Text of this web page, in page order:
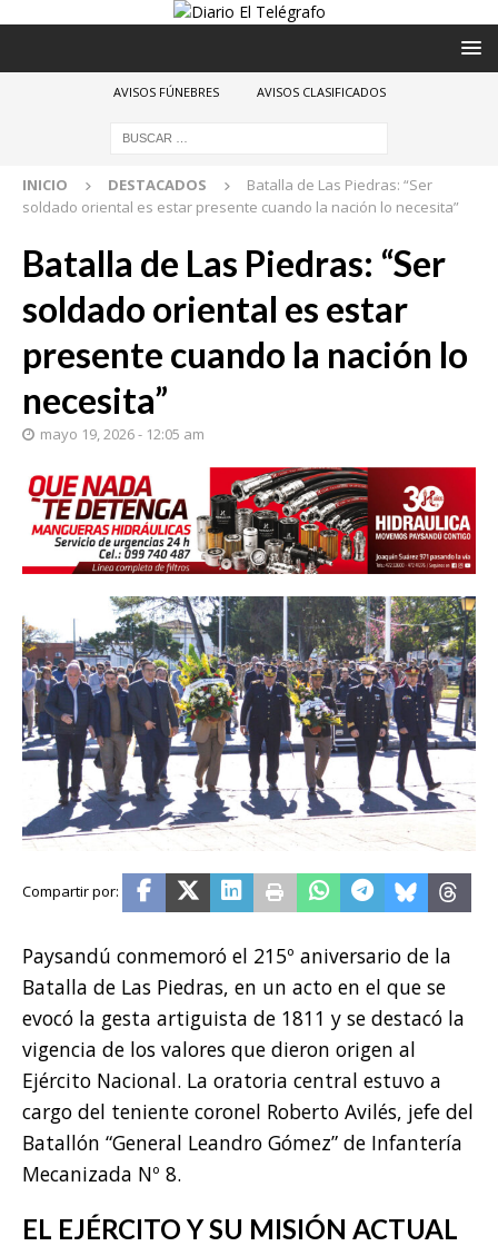
AVISOS FÚNEBRES AVISOS CLASIFICADOS
INICIO DESTACADOS
Batalla de Las Piedras: “Ser
soldado oriental es estar presente cuando la nación lo necesita”
Batalla de Las Piedras: “Ser
soldado oriental es estar
presente cuando la nación lo
necesita”
mayo 19, 2026 - 12:05 am
Paysandú conmemoró el 215º aniversario de la
Batalla de Las Piedras, en un acto en el que se
evocó la gesta artiguista de 1811 y se destacó la
vigencia de los valores que dieron origen al
Ejército Nacional. La oratoria central estuvo a
cargo del teniente coronel Roberto Avilés, jefe del
Batallón “General Leandro Gómez” de Infantería
Mecanizada Nº 8.
EL EJÉRCITO Y SU MISIÓN ACTUAL